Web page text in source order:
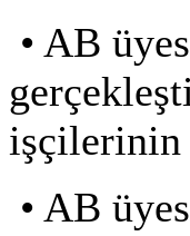
• AB
işçilerinin
• AB